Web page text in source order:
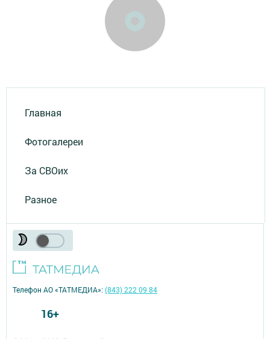
Главная
Фотогалереи
За СВОих
Разное
Телефон АО «ТАТМЕДИА»:(843) 222 09 84
16+